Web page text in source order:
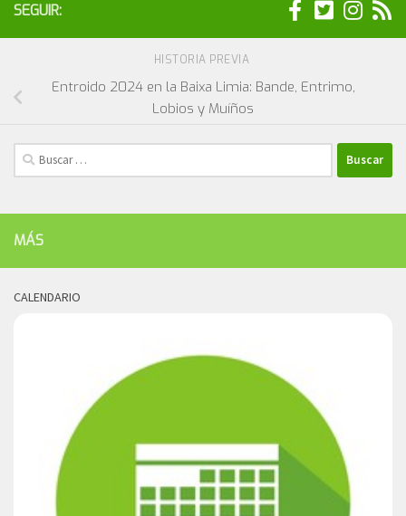
SEGUIR:
HISTORIA PREVIA
Entroido 2024 en la Baixa Limia: Bande, Entrimo,
Lobios y Muíños
Buscar:
MÁS
CALENDARIO